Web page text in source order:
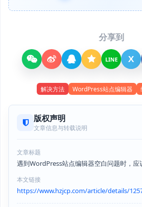
分享到
LINE X
解决方法 WordPress站点编辑器
版权声明
文章信息与转载说明
文章标题
遇到WordPress站点编辑器空白问题时，应
本文链接
https://www.hzjcp.com/article/details/